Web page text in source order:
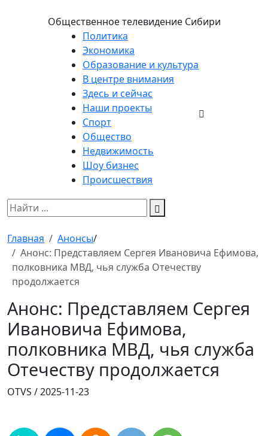
Общественное телевидение Сибири
Политика
Экономика
Образование и культура
В центре внимания
Здесь и сейчас
Наши проекты
Спорт
Общество
Недвижимость
Шоу бизнес
Происшествия
Главная Анонсы/
Анонс: Представляем Сергея Ивановича Ефимова,
полковника МВД, чья служба Отечеству
продолжается
Анонс: Представляем Сергея
Ивановича Ефимова,
полковника МВД, чья служба
Отечеству продолжается
OTVS /2025-11-23